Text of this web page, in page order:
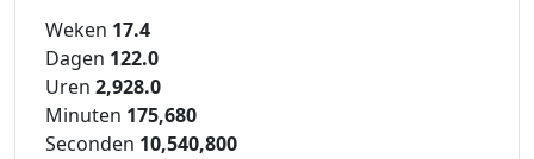
Weken 17.4
Dagen 122.0
Uren 2,928.0
Minuten 175,680
Seconden 10,540,800